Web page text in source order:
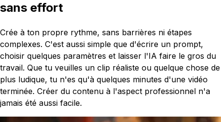
sans effort
Crée à ton propre rythme, sans barrières ni étapes
complexes. C'est aussi simple que d'écrire un prompt,
choisir quelques paramètres et laisser l'IA faire le gros du
travail. Que tu veuilles un clip réaliste ou quelque chose de
plus ludique, tu n'es qu'à quelques minutes d'une vidéo
terminée. Créer du contenu à l'aspect professionnel n'a
jamais été aussi facile.